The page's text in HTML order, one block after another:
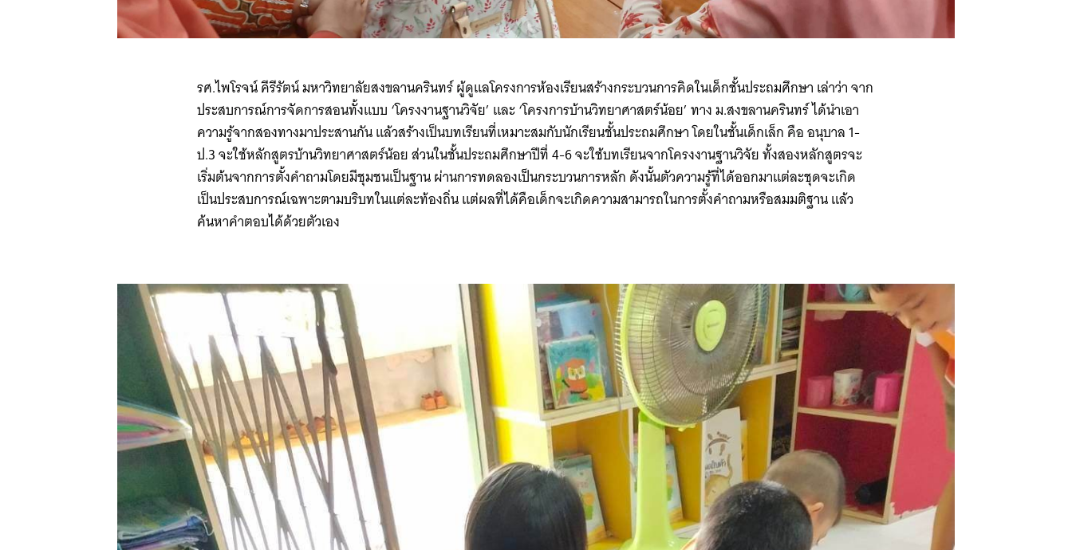
Search
for:
รศ.ไพโรจน์ คีรีรัตน์ มหาวิทยาลัยสงขลานครินทร์ ผู้ดูแลโครงการห้องเรียนสร้างกระบวนการคิดในเด็กชั้นประถมศึกษา เล่าว่า จาก
ประสบการณ์การจัดการสอนทั้งแบบ ‘โครงงานฐานวิจัย’ และ ‘โครงการบ้านวิทยาศาสตร์น้อย’ ทาง ม.สงขลานครินทร์ ได้นำเอา
ความรู้จากสองทางมาประสานกัน แล้วสร้างเป็นบทเรียนที่เหมาะสมกับนักเรียนชั้นประถมศึกษา โดยในชั้นเด็กเล็ก คือ อนุบาล 1-
ป.3 จะใช้หลักสูตรบ้านวิทยาศาสตร์น้อย ส่วนในชั้นประถมศึกษาปีที่ 4-6 จะใช้บทเรียนจากโครงงานฐานวิจัย ทั้งสองหลักสูตรจะ
เริ่มต้นจากการตั้งคำถามโดยมีชุมชนเป็นฐาน ผ่านการทดลองเป็นกระบวนการหลัก ดังนั้นตัวความรู้ที่ได้ออกมาแต่ละชุดจะเกิด
เป็นประสบการณ์เฉพาะตามบริบทในแต่ละท้องถิ่น แต่ผลที่ได้คือเด็กจะเกิดความสามารถในการตั้งคำถามหรือสมมติฐาน แล้ว
ค้นหาคำตอบได้ด้วยตัวเอง